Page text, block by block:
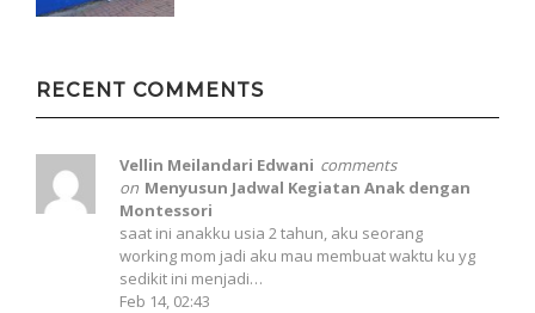
RECENT COMMENTS
Vellin Meilandari Edwani comments
on Menyusun Jadwal Kegiatan Anak dengan
Montessori
saat ini anakku usia 2 tahun, aku seorang
working mom jadi aku mau membuat waktu ku yg
sedikit ini menjadi…
Feb 14, 02:43